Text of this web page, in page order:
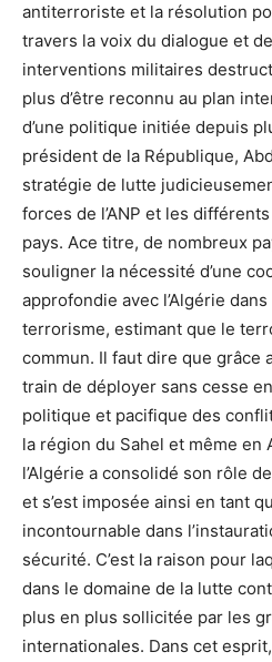
antiterroriste et la résolution
travers la voix du dialogue et
interventions militaires
plus d’être reconnu au plan
d’une politique initiée depuis
président de la République,
stratégie de lutte
forces de l’ANP et les
pays. Ace titre, de nombreux
souligner la nécessité d’une
approfondie avec l’Algérie
terrorisme, estimant que le
commun. Il faut dire que grâce
train de déployer sans cesse
politique et pacifique des
la région du Sahel et même en
l’Algérie a consolidé son rôle
et s’est imposée ainsi en tant
incontournable dans
sécurité. C’est la raison pour
dans le domaine de la lutte
plus en plus sollicitée par les
internationales. Dans cet